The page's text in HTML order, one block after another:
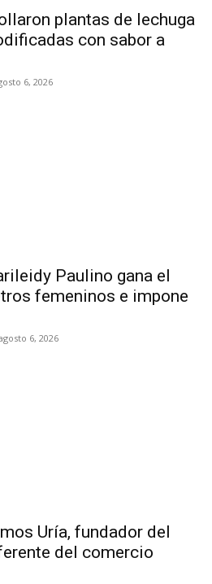
plantas de lechuga
con sabor a
6, 2026
Paulino gana el
femeninos e impone
6, 2026
Uría, fundador del
del comercio